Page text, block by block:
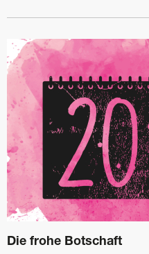
Die frohe Botschaft